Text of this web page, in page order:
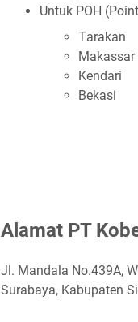
Untuk POH
Tаrаkаn
Mаkаѕѕаr
Kеndаrі
Bеkаѕі
Alаmаt PT
Jl. Mandala No.439A,
Surabaya, Kabupaten